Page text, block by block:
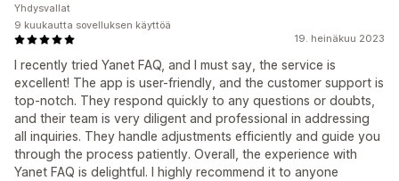
19. heinäkuu 2023
I recently tried Yanet FAQ, and I must say, the service is
excellent! The app is user-friendly, and the customer support is
top-notch. They respond quickly to any questions or doubts,
and their team is very diligent and professional in addressing
all inquiries. They handle adjustments efficiently and guide you
through the process patiently. Overall, the experience with
Yanet FAQ is delightful. I highly recommend it to anyone
Yhdysvallat
9 kuukautta sovelluksen käyttöä